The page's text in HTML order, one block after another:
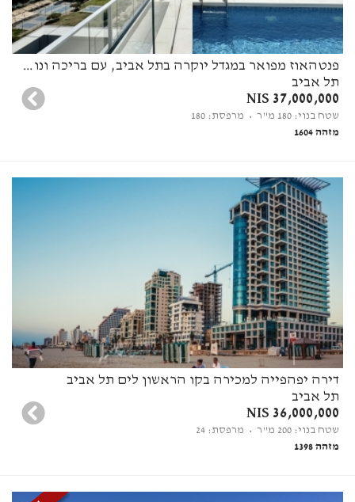
פנטהאוז מפואר במגדל יוקרה בתל אביב, עם בריכה ונוף פנורמי לים
תל אביב
37,000,000 NIS
שטח בנוי: 180 מ"ר
• מרפסת: 180
מזהה 1604
דירה יפהפייה למכירה בקו הראשון לים תל אביב
תל אביב
36,000,000 NIS
שטח בנוי: 200 מ"ר
• מרפסת: 24
מזהה 1398